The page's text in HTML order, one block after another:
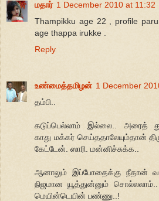
மதார் 1 December 2010 at 11:32
Thampikku age 22 , profile
age thappa irukke .
Reply
உண்மைத்தமிழன் 1 December
தம்பி..
கடுப்பெல்லாம் இல்லை.. அரைத்
காது மக்கர் செய்ததாலேயும்தான்
கேட்டேன். ஸாரி. மன்னிச்சுக்க..
ஆனாலும் இப்போதைக்கு நீதான்
நிஜமான யூத்துன்னும்
மெயின்டெயின் பண்ணு..!